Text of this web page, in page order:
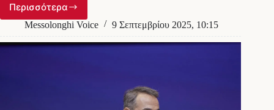
ΠερισσότεραΜητσοτάκης
αποθεώνει…
για
Messolonghi Voice 9 Σεπτεμβρίου 2025, 10:15